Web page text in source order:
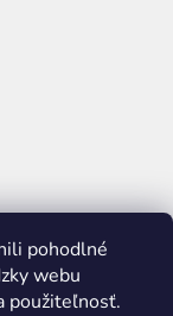
pohodlné
webu
použiteľnosť.